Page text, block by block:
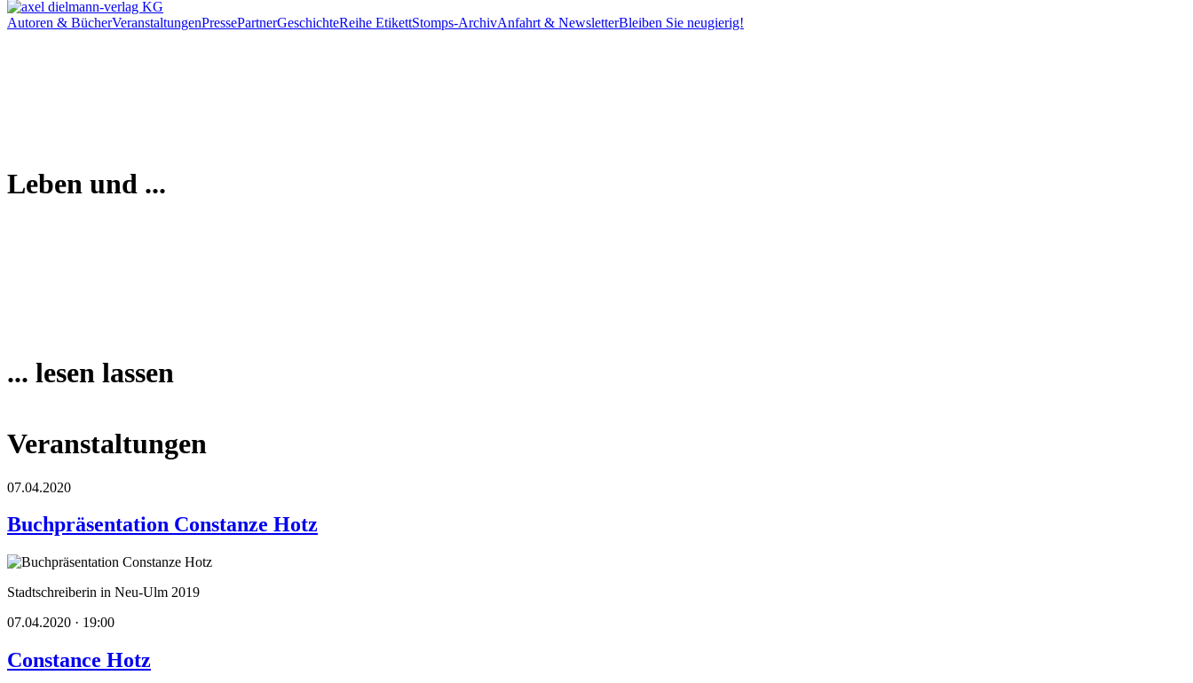
Autoren & BücherVeranstaltungenPressePartnerGeschichteReihe EtikettStomps-ArchivAnfahrt & NewsletterBleiben Sie neugierig!
Leben und ...
... lesen lassen
Veranstaltungen
07.04.2020
Buchpräsentation Constanze Hotz
Stadtschreiberin in Neu-Ulm 2019
07.04.2020 · 19:00
Constance Hotz